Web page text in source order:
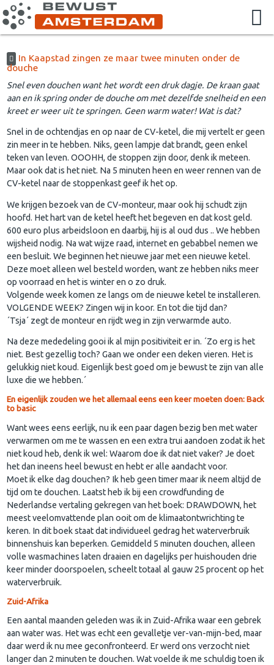
In Kaapstad zingen ze maar twee minuten onder de
douche
Snel even douchen want het wordt een druk dagje. De kraan gaat
aan en ik spring onder de douche om met dezelfde snelheid en een
kreet er weer uit te springen. Geen warm water! Wat is dat?
Snel in de ochtendjas en op naar de CV-ketel, die mij vertelt er geen
zin meer in te hebben. Niks, geen lampje dat brandt, geen enkel
teken van leven. OOOHH, de stoppen zijn door, denk ik meteen.
Maar ook dat is het niet. Na 5 minuten heen en weer rennen van de
CV-ketel naar de stoppenkast geef ik het op.
We krijgen bezoek van de CV-monteur, maar ook hij schudt zijn
hoofd. Het hart van de ketel heeft het begeven en dat kost geld.
600 euro plus arbeidsloon en daarbij, hij is al oud dus .. We hebben
wijsheid nodig. Na wat wijze raad, internet en gebabbel nemen we
een besluit. We beginnen het nieuwe jaar met een nieuwe ketel.
Deze moet alleen wel besteld worden, want ze hebben niks meer
op voorraad en het is winter en o zo druk.
Volgende week komen ze langs om de nieuwe ketel te installeren.
VOLGENDE WEEK? Zingen wij in koor. En tot die tijd dan?
´Tsja´ zegt de monteur en rijdt weg in zijn verwarmde auto.
Na deze mededeling gooi ik al mijn positiviteit er in. ´Zo erg is het
niet. Best gezellig toch? Gaan we onder een deken vieren. Het is
gelukkig niet koud. Eigenlijk best goed om je bewust te zijn van alle
luxe die we hebben.´
En eigenlijk zouden we het allemaal eens een keer moeten doen: Back
to basic
Want wees eens eerlijk, nu ik een paar dagen bezig ben met water
verwarmen om me te wassen en een extra trui aandoen zodat ik het
niet koud heb, denk ik wel: Waarom doe ik dat niet vaker? Je doet
het dan ineens heel bewust en hebt er alle aandacht voor.
Moet ik elke dag douchen? Ik heb geen timer maar ik neem altijd de
tijd om te douchen. Laatst heb ik bij een crowdfunding de
Nederlandse vertaling gekregen van het boek: DRAWDOWN, het
meest veelomvattende plan ooit om de klimaatontwrichting te
keren. In dit boek staat dat individueel gedrag het waterverbruik
binnenshuis kan beperken. Gemiddeld 5 minuten douchen, alleen
volle wasmachines laten draaien en dagelijks per huishouden drie
keer minder doorspoelen, scheelt totaal al gauw 25 procent op het
waterverbruik.
Zuid-Afrika
Een aantal maanden geleden was ik in Zuid-Afrika waar een gebrek
aan water was. Het was echt een gevalletje ver-van-mijn-bed, maar
daar werd ik nu mee geconfronteerd. Er werd ons verzocht niet
langer dan 2 minuten te douchen. Wat voelde ik me schuldig toen ik